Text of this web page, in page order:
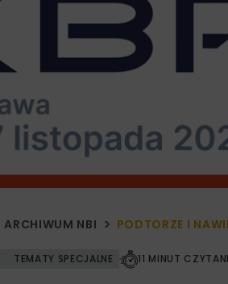
ARCHIWUM NBI PODTORZE I
TEMATY SPECJALNE 11 MINUT